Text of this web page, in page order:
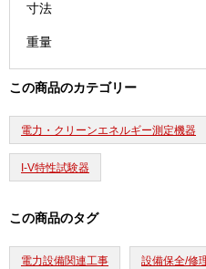
寸法
重量
この商品のカテゴリー
電力・クリーンエネルギー測定機器
I-V特性試験器
この商品のタグ
電力設備関連工事 設備保全/修